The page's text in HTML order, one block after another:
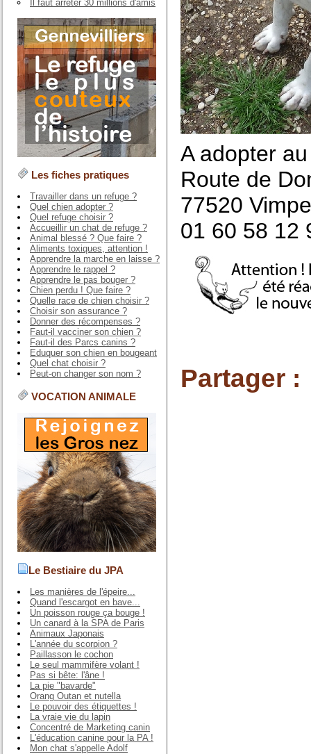
Il faut arrêter 30 millions d'amis
Les fiches pratiques
Travailler dans un refuge ?
Quel chien adopter ?
Quel refuge choisir ?
Accueillir un chat de refuge ?
Animal blessé ? Que faire ?
Aliments toxiques, attention !
Apprendre la marche en laisse ?
Apprendre le rappel ?
Apprendre le pas bouger ?
Chien perdu ! Que faire ?
Quelle race de chien choisir ?
Choisir son assurance ?
Donner des récompenses ?
Faut-il vacciner son chien ?
Faut-il des Parcs canins ?
Eduquer son chien en bougeant
Quel chat choisir ?
Peut-on changer son nom ?
VOCATION ANIMALE
Le Bestiaire du JPA
Les manières de l'épeire...
Quand l'escargot en bave...
Un poisson rouge ça bouge !
Un canard à la SPA de Paris
Animaux Japonais
L'année du scorpion ?
Paillasson le cochon
Le seul mammifère volant !
Pas si bête: l'âne !
La pie "bavarde"
Orang Outan et nutella
Le pouvoir des étiquettes !
La vraie vie du lapin
Concentré de Marketing canin
L'éducation canine pour la PA !
Mon chat s'appelle Adolf
A adopter
Route de
77520
01 60 58 12
Partager :